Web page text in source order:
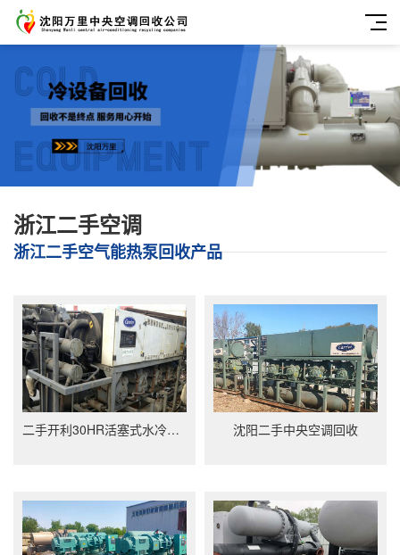
浙江二手空调
浙江二手空气能热泵回收产品
二手开利30HR活塞式水冷冷水机组回收 沈阳二手中央空调回收